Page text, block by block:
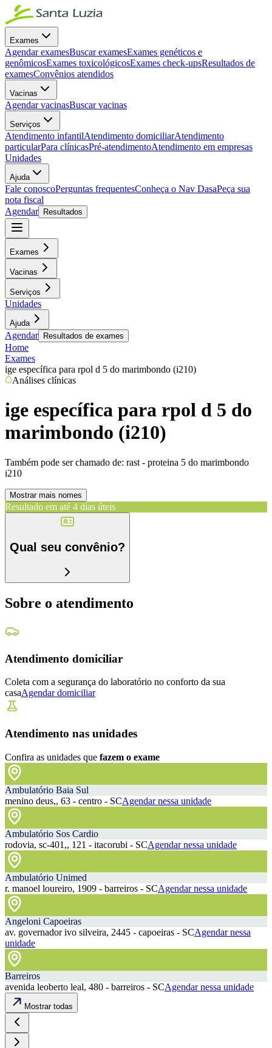
Exames
Agendar examesBuscar examesExames genéticos e
genômicosExames toxicológicosExames check-upsResultados de
examesConvênios atendidos
Vacinas
Agendar vacinasBuscar vacinas
Serviços
Atendimento infantilAtendimento domiciliarAtendimento
particularPara clínicasPré-atendimentoAtendimento em empresas
Unidades
Ajuda
Fale conoscoPerguntas frequentesConheça o Nav DasaPeça sua
nota fiscal
Agendar
Resultados
Exames
Vacinas
Serviços
Unidades
Ajuda
Agendar Resultados de exames
Home
Exames
ige específica para rpol d 5 do marimbondo (i210)
Análises clínicas
ige específica para rpol d 5 do
marimbondo (i210)
Também pode ser chamado de: rast - proteina 5 do marimbondo
i210
Mostrar mais nomes
Resultado em até 4 dias úteis
Qual seu convênio?
Sobre o atendimento
Atendimento domiciliar
Coleta com a segurança do laboratório no conforto da sua
casaAgendar domiciliar
Atendimento nas unidades
Confira as unidades que fazem o exame
Ambulatório Baia Sul
menino deus,, 63 - centro - SCAgendar nessa unidade
Ambulatório Sos Cardio
rodovia, sc-401,, 121 - itacorubi - SCAgendar nessa unidade
Ambulatório Unimed
r. manoel loureiro, 1909 - barreiros - SCAgendar nessa unidade
Angeloni Capoeiras
av. governador ivo silveira, 2445 - capoeiras - SCAgendar nessa
unidade
Barreiros
avenida leoberto leal, 480 - barreiros - SCAgendar nessa unidade
Mostrar todas